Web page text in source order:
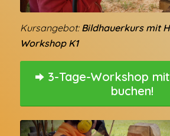
Kursangebot: Bildhauerkurs mit
Workshop K1
3-Tage-Workshop
buchen!